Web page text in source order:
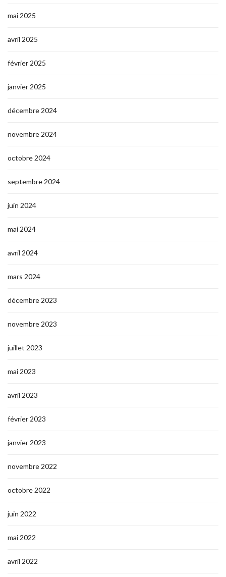
mai 2025
avril 2025
février 2025
janvier 2025
décembre 2024
novembre 2024
octobre 2024
septembre 2024
juin 2024
mai 2024
avril 2024
mars 2024
décembre 2023
novembre 2023
juillet 2023
mai 2023
avril 2023
février 2023
janvier 2023
novembre 2022
octobre 2022
juin 2022
mai 2022
avril 2022